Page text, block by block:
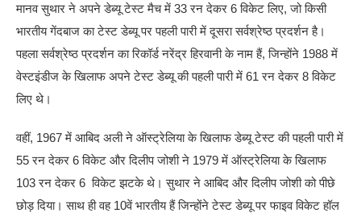
मानव सुथार ने अपने डेब्यू टेस्ट मैच में 33 रन देकर 6 विकेट लिए, जो किसी
भारतीय गेंदबाज का टेस्ट डेब्यू पर पहली पारी में दूसरा सर्वश्रेष्ठ प्रदर्शन है।
पहला सर्वश्रेष्ठ प्रदर्शन का रिकॉर्ड नरेंद्र हिरवानी के नाम हैं, जिन्होंने 1988 में
वेस्टइंडीज के खिलाफ अपने टेस्ट डेब्यू की पहली पारी में 61 रन देकर 8 विकेट
लिए थे।
वहीं, 1967 में आबिद अली ने ऑस्ट्रेलिया के खिलाफ डेब्यू टेस्ट की पहली पारी में
55 रन देकर 6 विकेट और दिलीप जोशी ने 1979 में ऑस्ट्रेलिया के खिलाफ
103 रन देकर 6 विकेट झटके थे। सुथार ने आबिद और दिलीप जोशी को पीछे
छोड़ दिया। साथ ही वह 10वें भारतीय हैं जिन्होंने टेस्ट डेब्यू पर फाइव विकेट हॉल